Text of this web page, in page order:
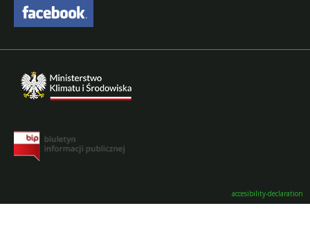
accesibility-declaration